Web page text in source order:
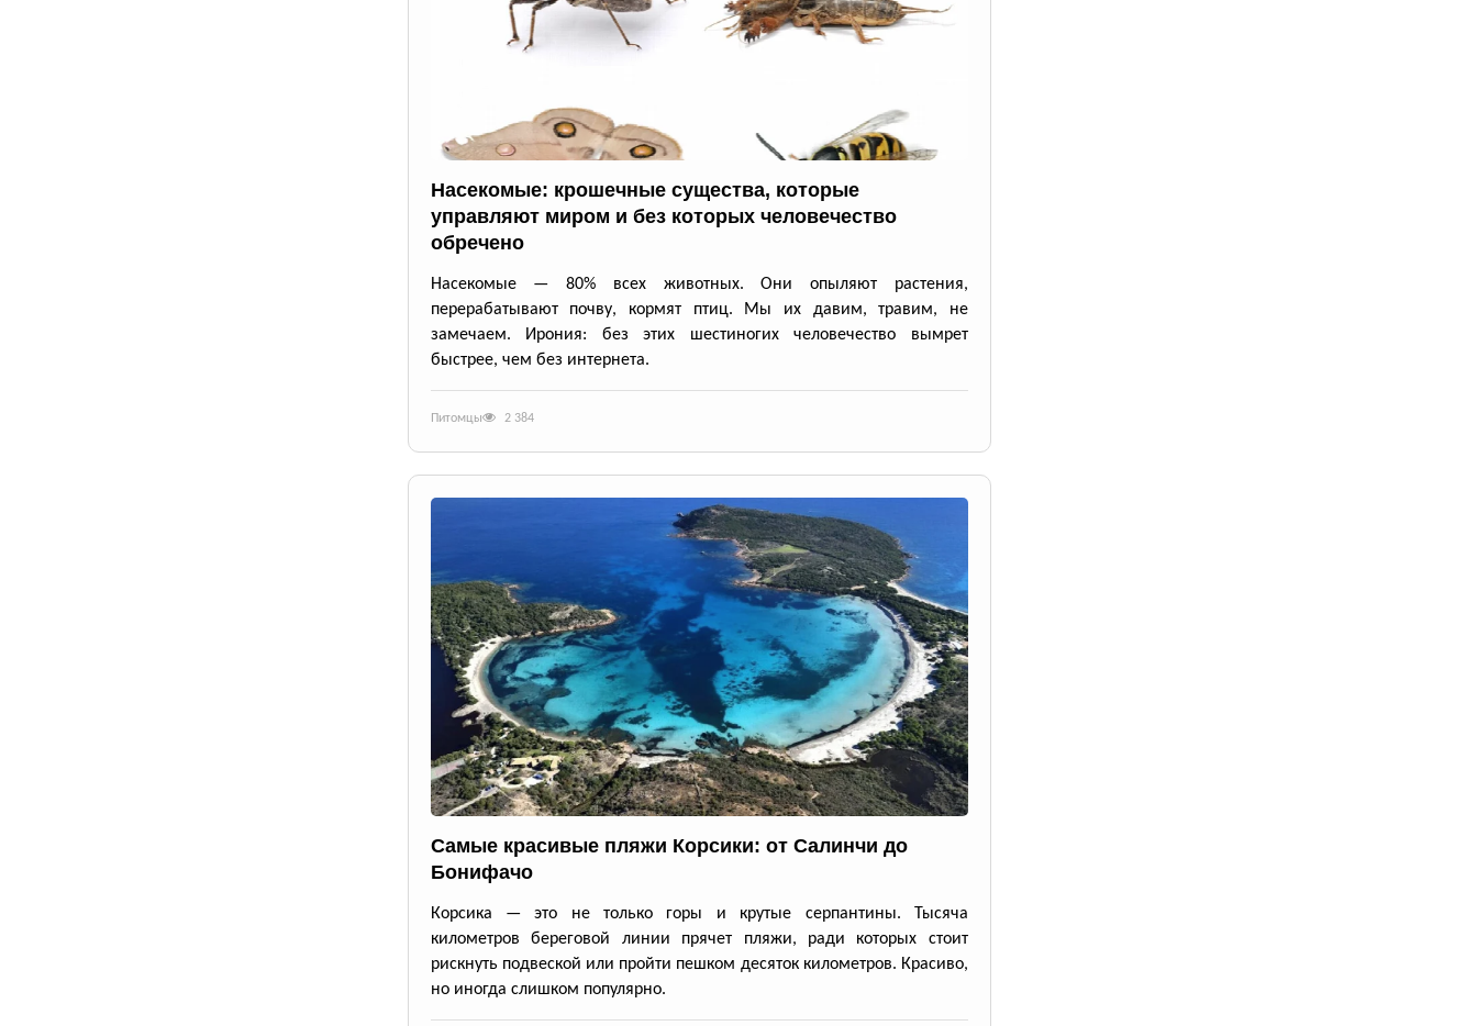
Насекомые: крошечные существа, которые
управляют миром и без которых человечество
обречено
Насекомые — 80% всех животных. Они опыляют растения,
перерабатывают почву, кормят птиц. Мы их давим, травим, не
замечаем. Ирония: без этих шестиногих человечество вымрет
быстрее, чем без интернета.
Питомцы 2 384
Самые красивые пляжи Корсики: от Салинчи до
Бонифачо
Корсика — это не только горы и крутые серпантины. Тысяча
километров береговой линии прячет пляжи, ради которых стоит
рискнуть подвеской или пройти пешком десяток километров. Красиво,
но иногда слишком популярно.